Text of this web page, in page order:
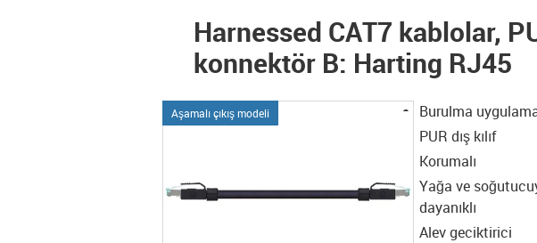
Harnessed CAT7 kablolar,
konnektör B: Harting RJ45
Aşamalı çıkış modeli
Burulma
PUR dış kılıf
Korumalı
Yağa ve
dayanıklı
Alev geciktirici